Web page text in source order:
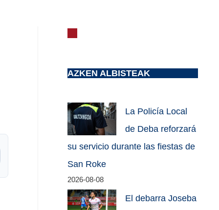
AZKEN ALBISTEAK
La Policía Local
de Deba reforzará
su servicio durante las fiestas de
San Roke
2026-08-08
El debarra Joseba